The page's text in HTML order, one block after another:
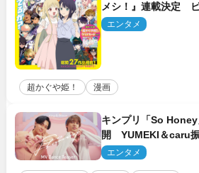
メシ！』連載決定
作品一挙公開
エンタメ
超かぐや姫！ 漫画
キンプリ「So
開 YUMEKI＆caru
エンタメ